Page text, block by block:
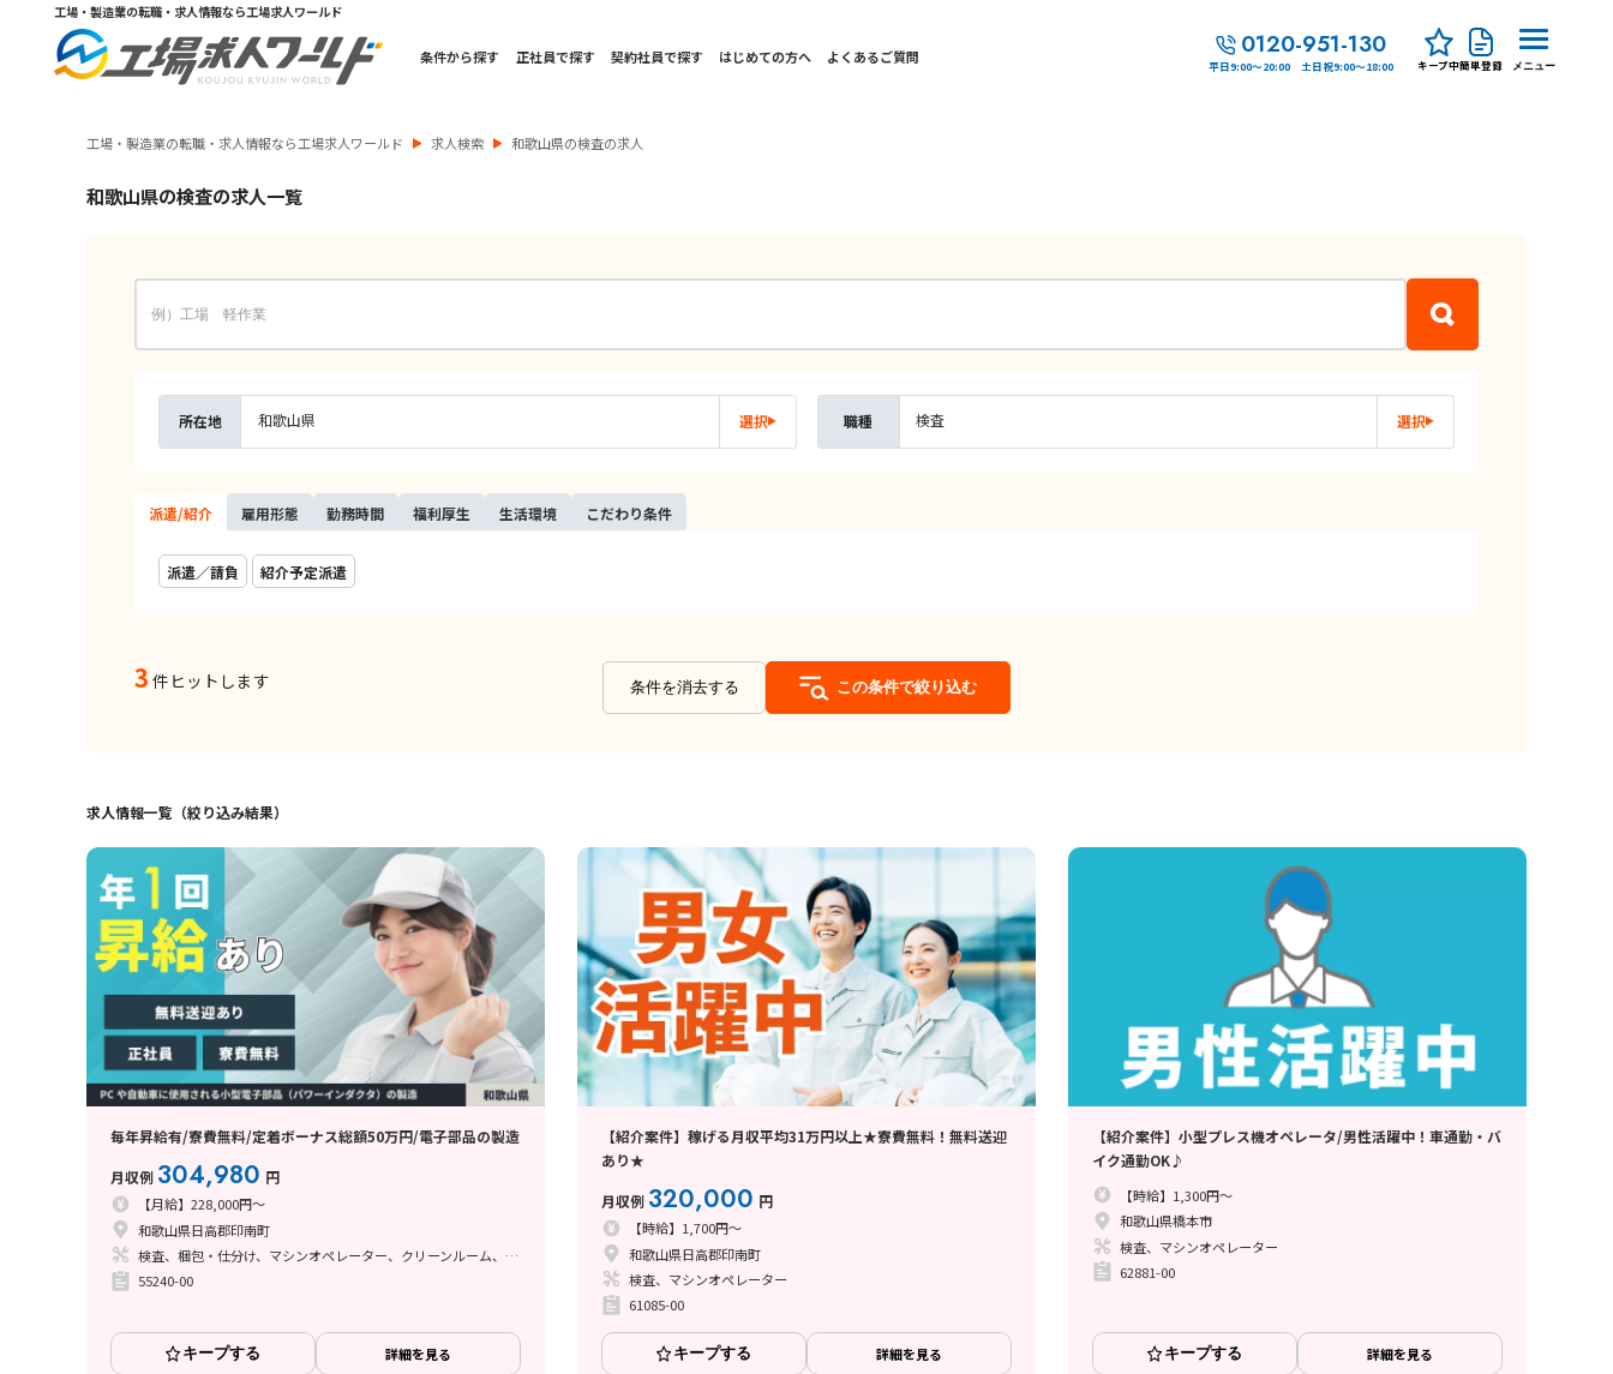
工場・製造業の転職・求人情報なら工場求人ワールド
条件から探す 正社員で探す 契約社員で探す はじめての方へ よくあるご質問 0120-951-130
平日9:00～20:00 土日祝9:00～18:00 キープ中簡単登録 メニュー
工場・製造業の転職・求人情報なら工場求人ワールド 求人検索 和歌山県の検査の求人
和歌山県の検査の求人一覧
所在地 和歌山県 選択 職種 検査 選択
派遣/紹介 雇用形態 勤務時間 福利厚生 生活環境 こだわり条件
派遣／請負 紹介予定派遣
3 件ヒットします 条件を消去する この条件で絞り込む
求人情報一覧（絞り込み結果）
毎年昇給有/寮費無料/定着ボーナス総額50万円/電子部品の製造
月収例 304,980 円
【月給】228,000円～
和歌山県日高郡印南町
検査、梱包・仕分け、マシンオペレーター、クリーンルーム、座り作業、立ち作業、その他
55240-00
キープする 詳細を見る
【紹介案件】稼げる月収平均31万円以上★寮費無料！無料送迎
あり★
月収例 320,000 円
【時給】1,700円～
和歌山県日高郡印南町
検査、マシンオペレーター
61085-00
キープする 詳細を見る
【紹介案件】小型プレス機オペレータ/男性活躍中！車通勤・バ
イク通勤OK♪
【時給】1,300円～
和歌山県橋本市
検査、マシンオペレーター
62881-00
キープする 詳細を見る